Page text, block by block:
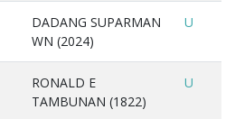
DADANG SUPARMAN
WN (2024)
U
RONALD E
TAMBUNAN (1822)
U